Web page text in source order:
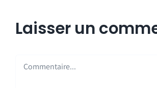
Laisser un